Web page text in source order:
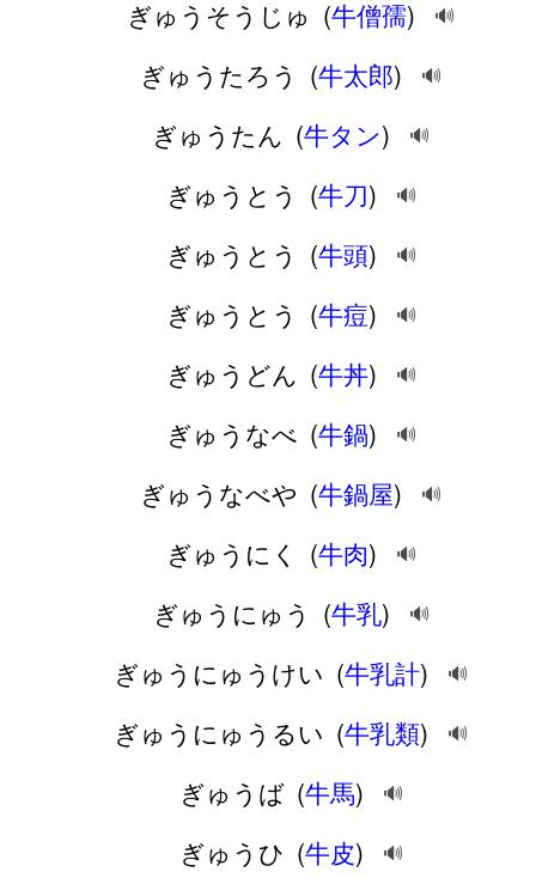
ぎゅうそうじゅ (牛僧孺) 🔊
ぎゅうたろう (牛太郎) 🔊
ぎゅうたん (牛タン) 🔊
ぎゅうとう (牛刀) 🔊
ぎゅうとう (牛頭) 🔊
ぎゅうとう (牛痘) 🔊
ぎゅうどん (牛丼) 🔊
ぎゅうなべ (牛鍋) 🔊
ぎゅうなべや (牛鍋屋) 🔊
ぎゅうにく (牛肉) 🔊
ぎゅうにゅう (牛乳) 🔊
ぎゅうにゅうけい (牛乳計) 🔊
ぎゅうにゅうるい (牛乳類) 🔊
ぎゅうば (牛馬) 🔊
ぎゅうひ (牛皮) 🔊